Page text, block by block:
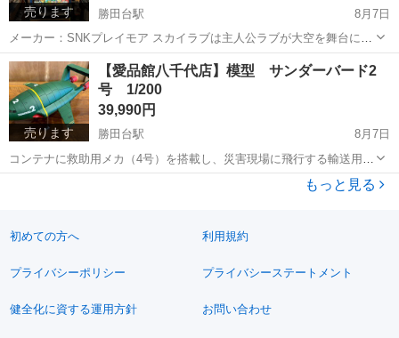
売ります 勝田台駅
8月7日
メーカー：SNKプレイモア スカイラブは主人公ラブが大空を舞台に活
躍する冒険ストーリー。 本機では15インチパノラマワイド液晶の超美
麗画像による各種予告演出が随所に用意され、オリジナルのストーリ
ーが楽しめるスロット台...
千葉 八千代市 勝田台駅 その他 スカイラブ
売ります
【愛品館八千代店】模型 サンダーバード2
号 1/200
39,990円
勝田台駅
8月7日
コンテナに救助用メカ（4号）を搭載し、災害現場に飛行する輸送用大
型航空機「サンダーバード2号」が、リアルなダイキャスト製の彩色済
み完成品モデルで登場! 1/200スケールというこれまでにないビッグス
もっと見る
初めての方へ 利用規約
プライバシーポリシー プライバシーステートメント
健全化に資する運用方針 お問い合わせ